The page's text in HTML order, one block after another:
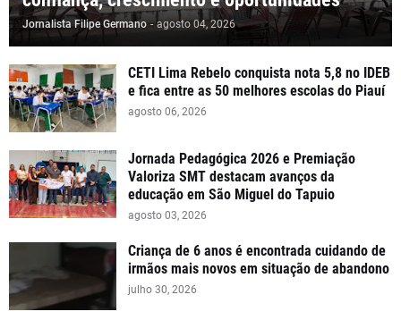
Jornalista Filipe Germano - agosto 04, 2026
CETI Lima Rebelo conquista nota 5,8 no IDEB
e fica entre as 50 melhores escolas do Piauí
agosto 06, 2026
Jornada Pedagógica 2026 e Premiação
Valoriza SMT destacam avanços da
educação em São Miguel do Tapuio
agosto 03, 2026
Criança de 6 anos é encontrada cuidando de
irmãos mais novos em situação de abandono
julho 30, 2026